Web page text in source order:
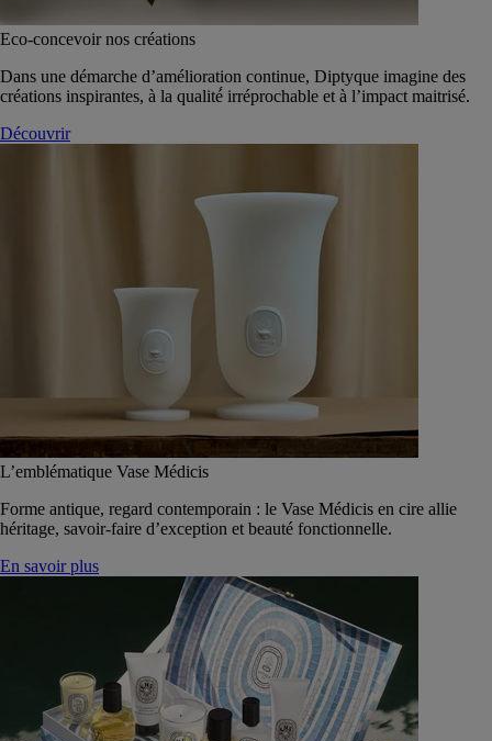
Eco-concevoir nos créations
Dans une démarche d’amélioration continue, Diptyque imagine des
créations inspirantes, à la qualité́ irréprochable et à l’impact maitrisé.
Découvrir
L’emblématique Vase Médicis
Forme antique, regard contemporain : le Vase Médicis en cire allie
héritage, savoir-faire d’exception et beauté fonctionnelle.
En savoir plus